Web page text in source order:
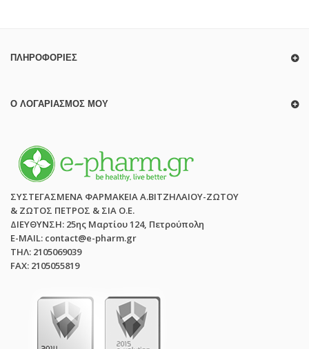
ΠΛΗΡΟΦΟΡΊΕΣ
Ο ΛΟΓΑΡΙΑΣΜΌΣ ΜΟΥ
ΣΥΣΤΕΓΑΣΜΕΝΑ ΦΑΡΜΑΚΕΙΑ Α.ΒΙΤΖΗΛΑΙΟΥ-ΖΩΤΟΥ
& ΖΩΤΟΣ ΠΕΤΡΟΣ & ΣΙΑ Ο.Ε.
ΔΙΕΥΘΥΝΣΗ: 25ης Μαρτίου 124, Πετρούπολη
E-MAIL: contact@e-pharm.gr
ΤΗΛ: 2105069039
FAX: 2105055819